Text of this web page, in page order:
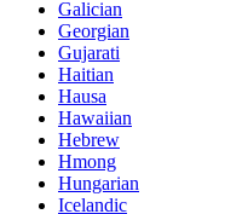
Galician
Georgian
Gujarati
Haitian
Hausa
Hawaiian
Hebrew
Hmong
Hungarian
Icelandic